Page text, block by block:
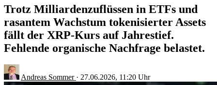
Trotz Milliardenzuflüssen in ETFs und
rasantem Wachstum tokenisierter Assets
fällt der XRP-Kurs auf Jahrestief.
Fehlende organische Nachfrage belastet.
Andreas Sommer · 27.06.2026, 11:20 Uhr